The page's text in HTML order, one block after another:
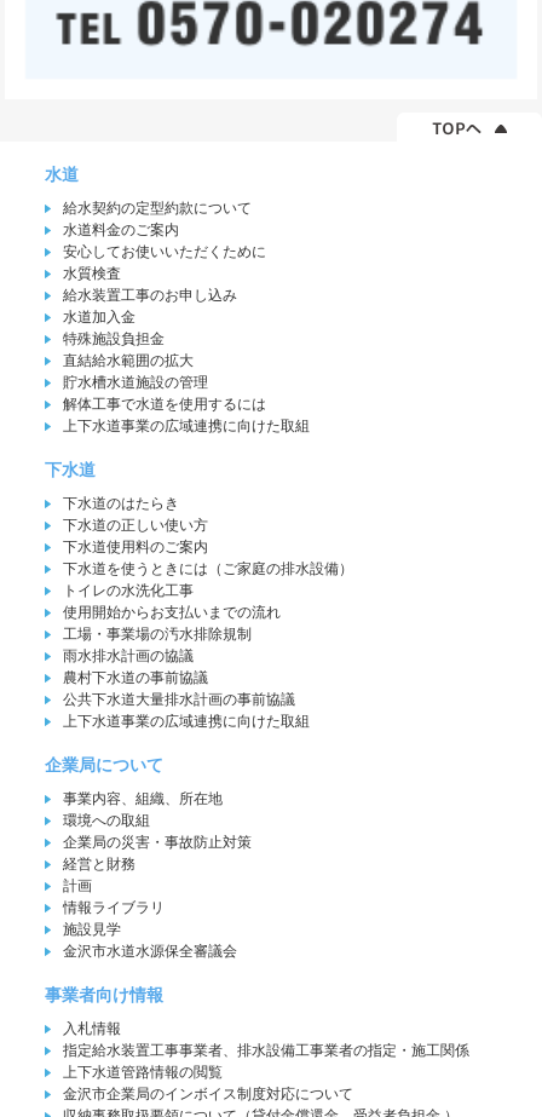
水道
給水契約の定型約款について
水道料金のご案内
安心してお使いいただくために
水質検査
給水装置工事のお申し込み
水道加入金
特殊施設負担金
直結給水範囲の拡大
貯水槽水道施設の管理
解体工事で水道を使用するには
上下水道事業の広域連携に向けた取組
下水道
下水道のはたらき
下水道の正しい使い方
下水道使用料のご案内
下水道を使うときには（ご家庭の排水設備）
トイレの水洗化工事
使用開始からお支払いまでの流れ
工場・事業場の汚水排除規制
雨水排水計画の協議
農村下水道の事前協議
公共下水道大量排水計画の事前協議
上下水道事業の広域連携に向けた取組
企業局について
事業内容、組織、所在地
環境への取組
企業局の災害・事故防止対策
経営と財務
計画
情報ライブラリ
施設見学
金沢市水道水源保全審議会
事業者向け情報
入札情報
指定給水装置工事事業者、排水設備工事業者の指定・施工関係
上下水道管路情報の閲覧
金沢市企業局のインボイス制度対応について